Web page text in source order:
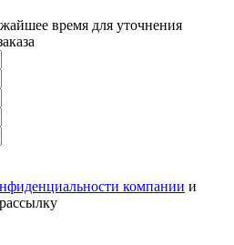
время для уточнения
компании и